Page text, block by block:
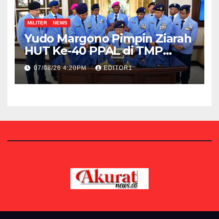
MILITER NEWS
Yudo Margono Pimpin Ziarah
HUT Ke-40 PPAL di TMP
Kalibata
07/08/26 4:20PM EDITOR1